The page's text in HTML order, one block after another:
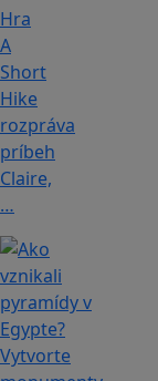
Hra
A
Short
Hike
rozpráva
príbeh
Claire,
…